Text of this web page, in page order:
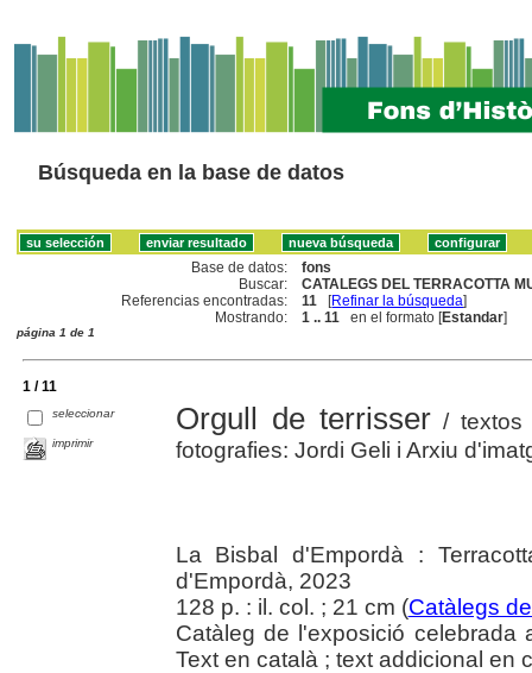
Búsqueda en la base de datos
Base de datos:
fons
Buscar:
CATALEGS DEL TERRACOTTA
Referencias encontradas:
11 [Refinar la búsqueda]
Mostrando:
1 .. 11 en el formato [Estandar]
página 1 de 1
1 / 11
seleccionar
imprimir
Orgull de terrisser / textos
fotografies: Jordi Geli i Arxiu
La Bisbal d'Empordà :
d'Empordà, 2023
128 p. : il. col. ; 21 cm (Catàlegs
Catàleg de l'exposició celebrada
Text en català ; text addicional en